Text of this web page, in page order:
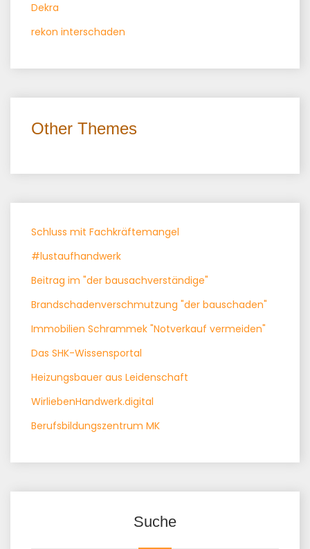
Dekra
rekon interschaden
Other Themes
Schluss mit Fachkräftemangel
#lustaufhandwerk
Beitrag im "der bausachverständige"
Brandschadenverschmutzung "der bauschaden"
Immobilien Schrammek "Notverkauf vermeiden"
Das SHK-Wissensportal
Heizungsbauer aus Leidenschaft
WirliebenHandwerk.digital
Berufsbildungszentrum MK
Suche